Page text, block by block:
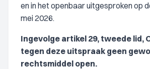
en in het openbaar uitgesproken op
mei 2026.
Ingevolge artikel 29, tweede lid,
tegen deze uitspraak geen
rechtsmiddel open.